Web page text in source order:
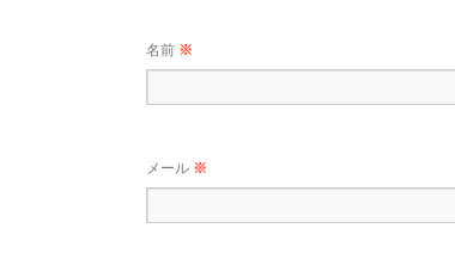
名前 ※
メール ※